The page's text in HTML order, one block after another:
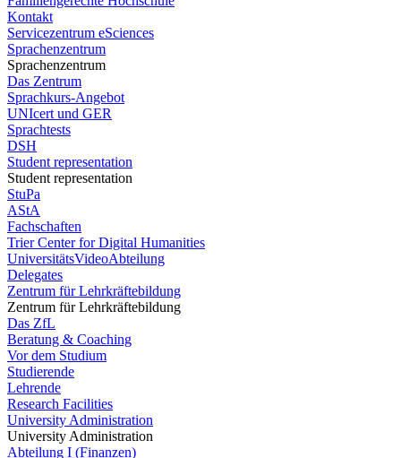
Kontakt
Servicezentrum eSciences
Sprachenzentrum
Sprachenzentrum
Das Zentrum
Sprachkurs-Angebot
UNIcert und GER
Sprachtests
DSH
Student representation
Student representation
StuPa
AStA
Fachschaften
Trier Center for Digital Humanities
UniversitätsVideoAbteilung
Delegates
Zentrum für Lehrkräftebildung
Zentrum für Lehrkräftebildung
Das ZfL
Beratung & Coaching
Vor dem Studium
Studierende
Lehrende
Research Facilities
University Administration
University Administration
Abteilung I (Finanzen)